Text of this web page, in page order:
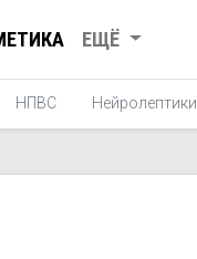
ЕЩЁ
НПВС Нейролептики